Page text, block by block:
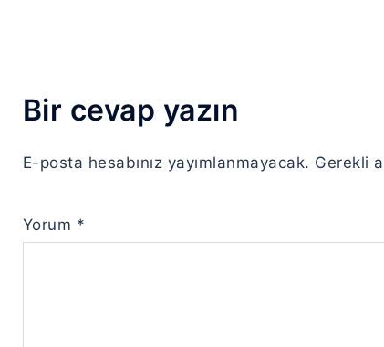
Bir cevap yazın
E-posta hesabınız yayımlanmayacak. Gerekli
Yorum *